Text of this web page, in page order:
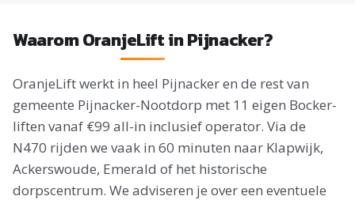
Waarom OranjeLift in Pijnacker?
OranjeLift werkt in heel Pijnacker en de rest van
gemeente Pijnacker-Nootdorp met 11 eigen Bocker-
liften vanaf €99 all-in inclusief operator. Via de
N470 rijden we vaak in 60 minuten naar Klapwijk,
Ackerswoude, Emerald of het historische
dorpscentrum. We adviseren je over een eventuele